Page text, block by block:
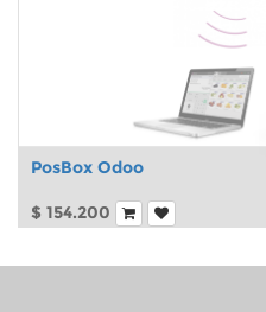
PosBox Odoo
$ 154.200